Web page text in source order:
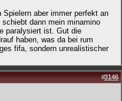
Spielern aber immer perfekt an
dann mein minamino
paralysiert ist. Gut die
haben, was da bei rum
fifa, sondern unrealistischer
#3146